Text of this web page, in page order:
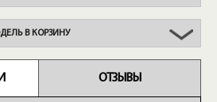
В КОРЗИНУ
ОТЗЫВЫ